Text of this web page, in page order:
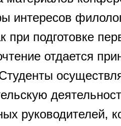
интересов
при подготовке
отдается
руководителей,